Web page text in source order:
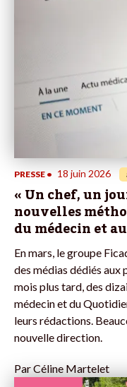
PRESSE • 18 juin 2026
« Un chef, un
nouvelles
du médecin et
En mars, le groupe
des médias dédiés aux
mois plus tard, des
médecin et du
leurs rédactions.
nouvelle direction.
ParCéline Martelet